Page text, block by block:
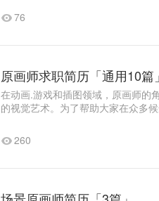
76
原画师求职简历「通用10篇
在动画.游戏和插图领域，原画师的
的视觉艺术。为了帮助大家在众多
260